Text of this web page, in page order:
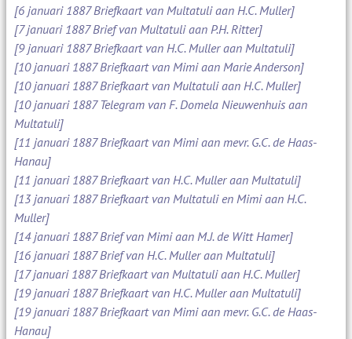
[6 januari 1887 Briefkaart van Multatuli aan H.C. Muller]
[7 januari 1887 Brief van Multatuli aan P.H. Ritter]
[9 januari 1887 Briefkaart van H.C. Muller aan Multatuli]
[10 januari 1887 Briefkaart van Mimi aan Marie Anderson]
[10 januari 1887 Briefkaart van Multatuli aan H.C. Muller]
[10 januari 1887 Telegram van F. Domela Nieuwenhuis aan
Multatuli]
[11 januari 1887 Briefkaart van Mimi aan mevr. G.C. de Haas-
Hanau]
[11 januari 1887 Briefkaart van H.C. Muller aan Multatuli]
[13 januari 1887 Briefkaart van Multatuli en Mimi aan H.C.
Muller]
[14 januari 1887 Brief van Mimi aan M.J. de Witt Hamer]
[16 januari 1887 Brief van H.C. Muller aan Multatuli]
[17 januari 1887 Briefkaart van Multatuli aan H.C. Muller]
[19 januari 1887 Briefkaart van H.C. Muller aan Multatuli]
[19 januari 1887 Briefkaart van Mimi aan mevr. G.C. de Haas-
Hanau]